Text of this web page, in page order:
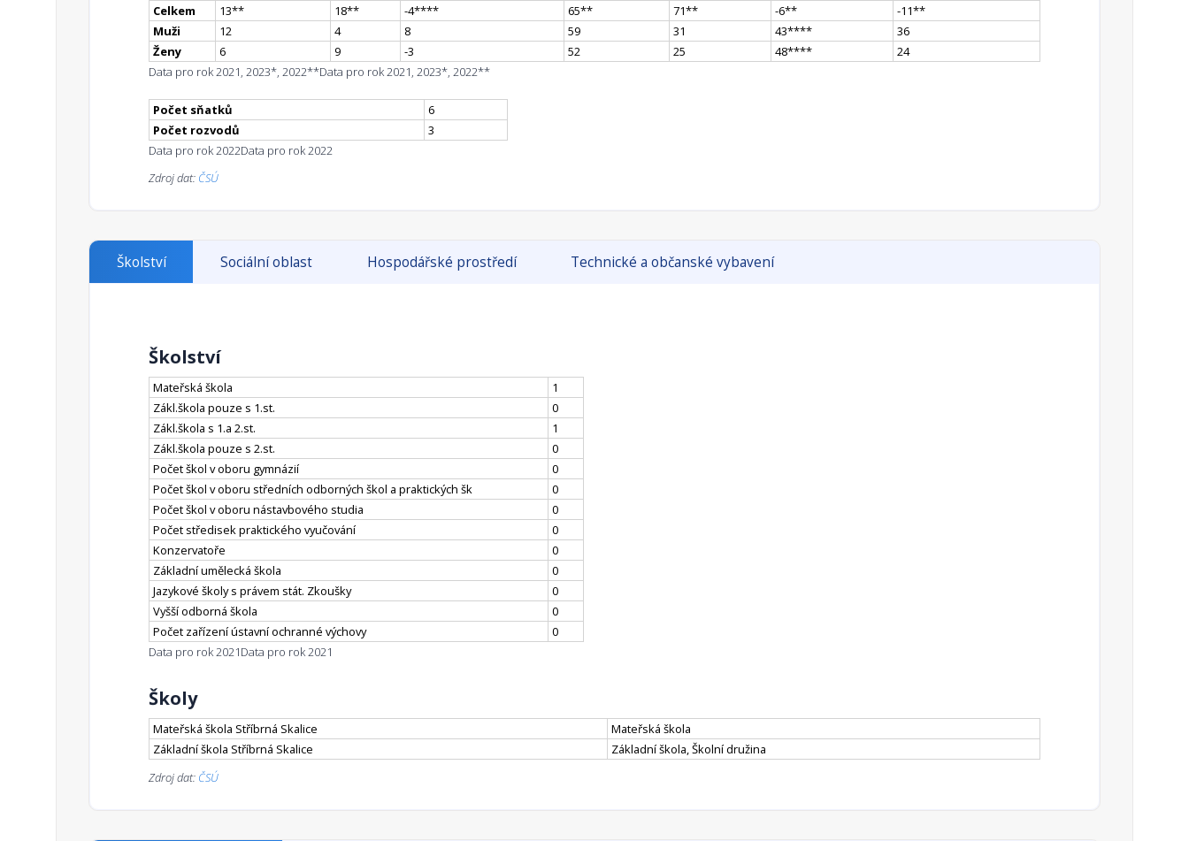
Celkem
13** 18** -4**** 65** 71** -6** -11**
Muži
12 4 8 59 31 43****
36
Ženy
6 9 -3 52 25 48****
24
Data pro rok 2021, 2023*, 2022**Data pro rok 2021, 2023*, 2022**
Počet sňatků
6
Počet rozvodů
3
Data pro rok 2022Data pro rok 2022
Zdroj dat: ČSÚ
Školství Sociální oblast Hospodářské prostředí Technické a občanské vybavení
Školství
Mateřská škola
1
Zákl.škola pouze s 1.st.
0
Zákl.škola s 1.a 2.st.
1
Zákl.škola pouze s 2.st.
0
Počet škol v oboru gymnázií
0
Počet škol v oboru středních odborných škol a praktických šk
0
Počet škol v oboru nástavbového studia
0
Počet středisek praktického vyučování
0
Konzervatoře
0
Základní umělecká škola
0
Jazykové školy s právem stát. Zkoušky
0
Vyšší odborná škola
0
Počet zařízení ústavní ochranné výchovy
0
Data pro rok 2021Data pro rok 2021
Školy
Mateřská škola Stříbrná Skalice
Mateřská škola
Základní škola Stříbrná Skalice
Základní škola, Školní družina
Zdroj dat: ČSÚ